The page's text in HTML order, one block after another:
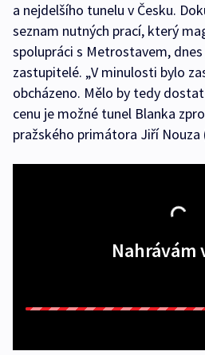
a nejdelšího tunelu v Česku.
seznam nutných prací, který
spolupráci s Metrostavem,
zastupitelé. „V minulosti bylo
obcházeno. Mělo by tedy
cenu je možné tunel Blanka
pražského primátora Jiří Nouza
Nahrávám